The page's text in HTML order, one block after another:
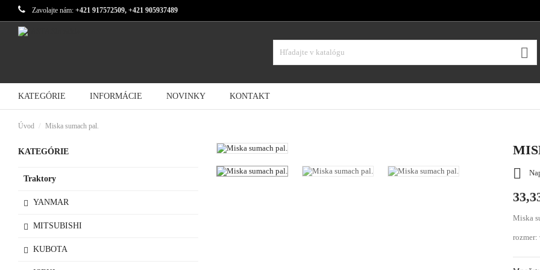
Zavolajte nám: +421 917572509, +421 905937489

KATEGÓRIE INFORMÁCIE NOVINKY KONTAKT
Úvod Miska sumach pal.
KATEGÓRIE
Traktory
YANMAR
MITSUBISHI
KUBOTA

Miska
rozmer: